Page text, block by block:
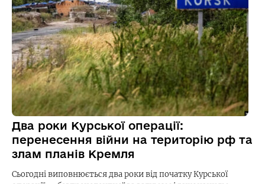
Два роки Курської операції:
перенесення війни на територію рф та
злам планів Кремля
Сьогодні виповнюється два роки від початку Курської